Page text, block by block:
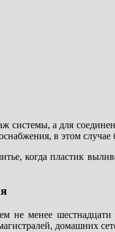
системы, а для
в этом
когда пластик
не менее
домашних